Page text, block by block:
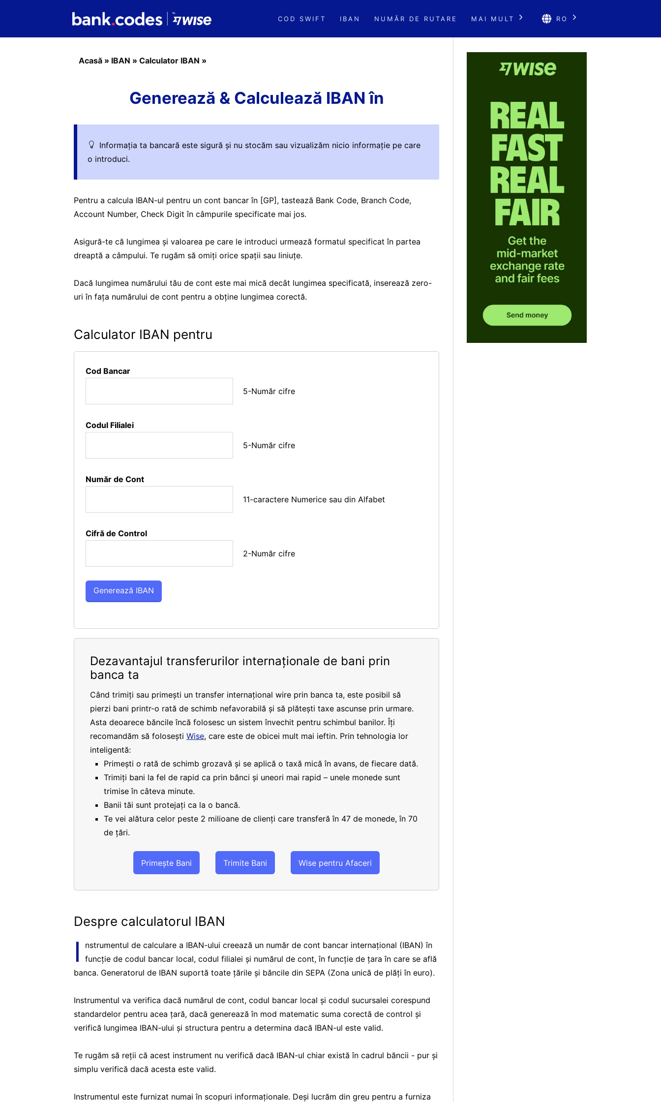
COD SWIFT IBAN NUMĂR DE RUTARE MAI MULT RO
Acasă » IBAN » Calculator IBAN »
Generează & Calculează IBAN în
Informația ta bancară este sigură și nu stocăm sau vizualizăm nicio informație pe care
o introduci.
Pentru a calcula IBAN-ul pentru un cont bancar în [GP], tastează Bank Code, Branch Code,
Account Number, Check Digit în câmpurile specificate mai jos.
Asigură-te că lungimea și valoarea pe care le introduci urmează formatul specificat în partea
dreaptă a câmpului. Te rugăm să omiți orice spații sau liniuțe.
Dacă lungimea numărului tău de cont este mai mică decât lungimea specificată, inserează zero-
uri în fața numărului de cont pentru a obține lungimea corectă.
Calculator IBAN pentru
Cod Bancar
5-Număr cifre
Codul Filialei
5-Număr cifre
Număr de Cont
11-caractere Numerice sau din Alfabet
Cifră de Control
2-Număr cifre
Dezavantajul transferurilor internaționale de bani prin
banca ta
Când trimiți sau primești un transfer internațional wire prin banca ta, este posibil să
pierzi bani printr-o rată de schimb nefavorabilă și să plătești taxe ascunse prin urmare.
Asta deoarece băncile încă folosesc un sistem învechit pentru schimbul banilor. Îți
recomandăm să folosești Wise, care este de obicei mult mai ieftin. Prin tehnologia lor
inteligentă:
Primești o rată de schimb grozavă și se aplică o taxă mică în avans, de fiecare dată.
Trimiți bani la fel de rapid ca prin bănci și uneori mai rapid – unele monede sunt
trimise în câteva minute.
Banii tăi sunt protejați ca la o bancă.
Te vei alătura celor peste 2 milioane de clienți care transferă în 47 de monede, în 70
de țări.
Primește Bani Trimite Bani Wise pentru Afaceri
Despre calculatorul IBAN
I
nstrumentul de calculare a IBAN-ului creează un număr de cont bancar internațional (IBAN) în
funcție de codul bancar local, codul filialei și numărul de cont, în funcție de țara în care se află
banca. Generatorul de IBAN suportă toate țările și băncile din SEPA (Zona unică de plăți în euro).
Instrumentul va verifica dacă numărul de cont, codul bancar local și codul sucursalei corespund
standardelor pentru acea țară, dacă generează în mod matematic suma corectă de control și
verifică lungimea IBAN-ului și structura pentru a determina dacă IBAN-ul este valid.
Te rugăm să reții că acest instrument nu verifică dacă IBAN-ul chiar există în cadrul băncii - pur și
simplu verifică dacă acesta este valid.
Instrumentul este furnizat numai în scopuri informaționale. Deși lucrăm din greu pentru a furniza